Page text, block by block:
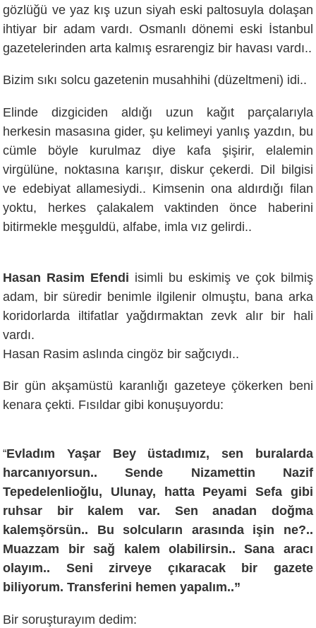
gözlüğü ve yaz kış uzun siyah eski paltosuyla dolaşan
ihtiyar bir adam vardı. Osmanlı dönemi eski İstanbul
gazetelerinden arta kalmış esrarengiz bir havası vardı..
Bizim sıkı solcu gazetenin musahhihi (düzeltmeni) idi..
Elinde dizgiciden aldığı uzun kağıt parçalarıyla
herkesin masasına gider, şu kelimeyi yanlış yazdın, bu
cümle böyle kurulmaz diye kafa şişirir, elalemin
virgülüne, noktasına karışır, diskur çekerdi. Dil bilgisi
ve edebiyat allamesiydi.. Kimsenin ona aldırdığı filan
yoktu, herkes çalakalem vaktinden önce haberini
bitirmekle meşguldü, alfabe, imla vız gelirdi..
Hasan Rasim Efendi isimli bu eskimiş ve çok bilmiş
adam, bir süredir benimle ilgilenir olmuştu, bana arka
koridorlarda iltifatlar yağdırmaktan zevk alır bir hali
vardı.
Hasan Rasim aslında cingöz bir sağcıydı..
Bir gün akşamüstü karanlığı gazeteye çökerken beni
kenara çekti. Fısıldar gibi konuşuyordu:
“Evladım Yaşar Bey üstadımız, sen buralarda
harcanıyorsun.. Sende Nizamettin Nazif
Tepedelenlioğlu, Ulunay, hatta Peyami Sefa gibi
ruhsar bir kalem var. Sen anadan doğma
kalemşörsün.. Bu solcuların arasında işin ne?..
Muazzam bir sağ kalem olabilirsin.. Sana aracı
olayım.. Seni zirveye çıkaracak bir gazete
biliyorum. Transferini hemen yapalım..”
Bir soruşturayım dedim: